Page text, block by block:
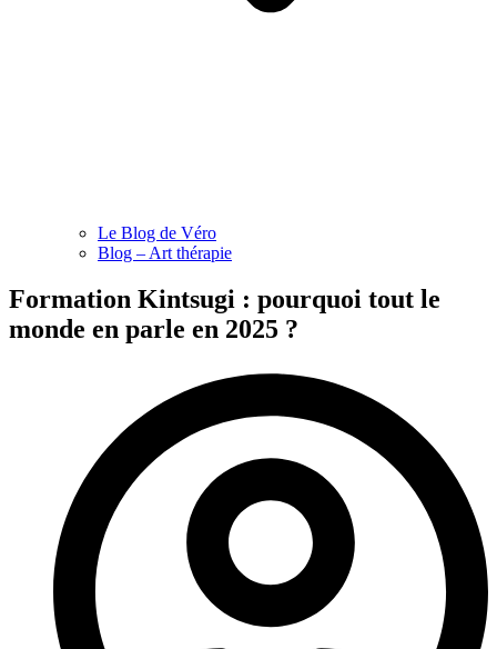
Le Blog de Véro
Blog – Art thérapie
Formation Kintsugi : pourquoi tout le
monde en parle en 2025 ?